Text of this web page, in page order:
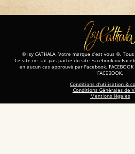
© Isy CATHALA. Votre marque c’est vous ®.
Ce site ne fait pas partie du site Facebook ou
en aucun cas approuvé par Facebook.
FACEBOOK.
Conditions d’utilisation &
Conditions Générales de
Mentions légales